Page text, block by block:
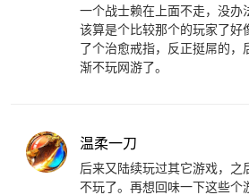
一个战士赖在上面不走，没办
该算是个比较那个的玩家了好
了个治愈戒指，反正挺屌的，
渐不玩网游了。
温柔一刀
后来又陆续玩过其它游戏，之
不玩了。再想回味一下这些个